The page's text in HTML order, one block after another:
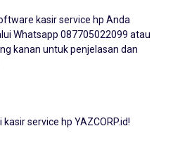
kasir service hp Anda
Whatsapp 087705022099 atau
kanan untuk penjelasan dan
service hp YAZCORP.id!